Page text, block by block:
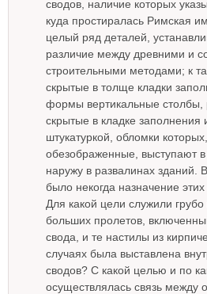
сводов, наличие которых
куда простиралась Римская
целый ряд деталей,
различие между древними и
строительными методами; к
скрытые в толще кладки
формы вертикальные столбы,
скрытые в кладке заполнения
штукатуркой, обломки
обезображенные, выступают
наружу в развалинах зданий.
было некогда назначение
Для какой цели служили
больших пролетов,
свода, и те настилы из
случаях была выставлена
сводов? С какой целью и по
осуществлялась связь между